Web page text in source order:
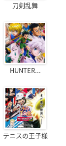
刀剣乱舞
HUNTER...
テニスの王子様